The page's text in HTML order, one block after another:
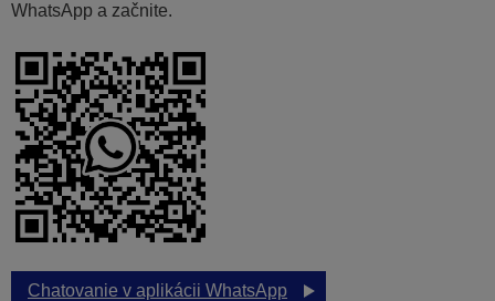
WhatsApp a začnite.
Chatovanie v aplikácii WhatsApp